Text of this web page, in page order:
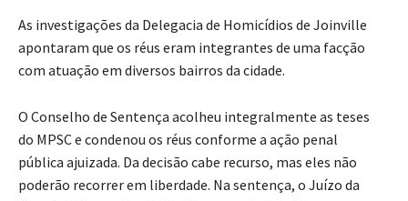
As investigações da Delegacia de Homicídios de Joinville
apontaram que os réus eram integrantes de uma facção
com atuação em diversos bairros da cidade.
O Conselho de Sentença acolheu integralmente as teses
do MPSC e condenou os réus conforme a ação penal
pública ajuizada. Da decisão cabe recurso, mas eles não
poderão recorrer em liberdade. Na sentença, o Juízo da